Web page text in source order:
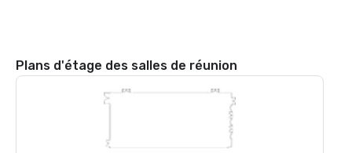
Plans d'étage des salles de réunion